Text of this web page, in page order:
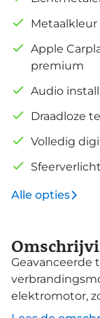
Metaalkleur
Apple
premium
Audio
Draadloze
Volledig
Alle opties
Geavanceerde
elektromotor,
prestaties